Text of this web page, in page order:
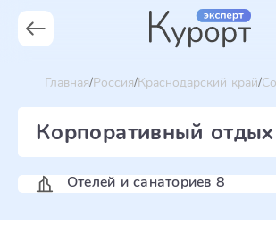
Главная Россия Краснодарский край
Корпоративный
Отелей и санаториев 8